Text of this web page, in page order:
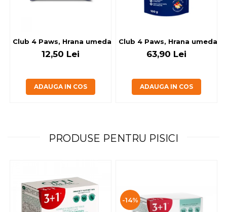
Club 4 Paws, Hrana umeda caini - cu miel, set 5+1, 6x80 g
12,50 Lei
ADAUGA IN COS
Club 4 Paws, Hrana umeda
63,90 Lei
ADAUGA IN COS
PRODUSE PENTRU PISICI
-14%